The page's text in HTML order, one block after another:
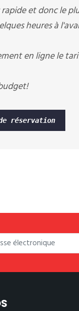
et donc le
heures à
en ligne le
de réservation